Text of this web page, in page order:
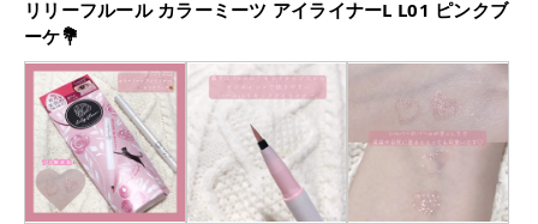
リリーフルール カラーミーツ アイライナーL L01 ピンクブ
ーケ💐